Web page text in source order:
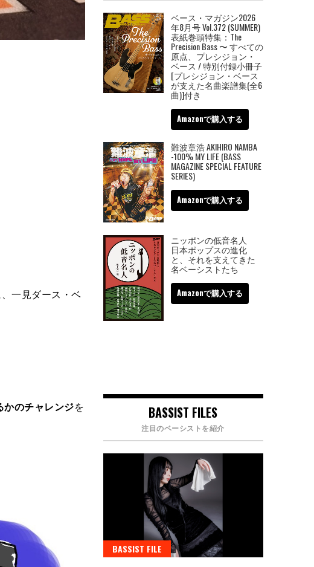
一見ダース・ベ
かのチャレンジを
ベース・マガジン2026
年8月号 Vol.372 (SUMMER)
表紙巻頭特集：The
Precision Bass 〜 すべての
原点、プレシジョン・
ベース / 特別付録小冊子
[プレシジョン・ベース
が支えた名曲楽譜集(全6
曲)]付き
Amazonで購入する
難波章浩 AKIHIRO NAMBA
-100% MY LIFE (BASS
MAGAZINE SPECIAL FEATURE
SERIES)
Amazonで購入する
ニッポンの低音名人
日本ポップスの進化
と、それを支えてきた
名ベーシストたち
Amazonで購入する
BASSIST FILES
注目のベーシストを紹介
BASSIST FILE